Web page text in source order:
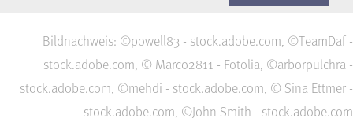
Bildnachweis: ©powell83 - stock.adobe.com, ©TeamDaf -
stock.adobe.com, © Marco2811 - Fotolia, ©arborpulchra -
stock.adobe.com, ©mehdi - stock.adobe.com, © Sina Ettmer -
stock.adobe.com, ©John Smith - stock.adobe.com